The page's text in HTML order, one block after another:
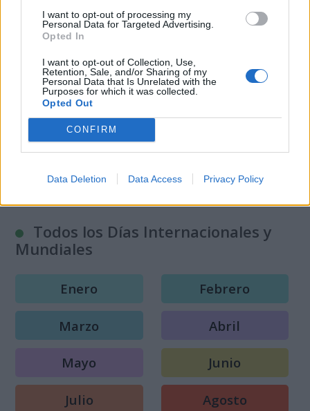
I want to opt-out of processing my
Personal Data for Targeted Advertising.
Opted In
I want to opt-out of Collection, Use,
Retention, Sale, and/or Sharing of my
Personal Data that Is Unrelated with the
Purposes for which it was collected.
Opted Out
CONFIRM
Data Deletion Data Access Privacy Policy
Este año 2026 es el...
Año Internacional de los Pastizales y los
Pastores
Año Internacional de la Mujer Agricultora
Año Internacional de los Voluntarios para
el Desarrollo Sostenible
Todos los Años Internacionales y
Todos los Días Internacionales y
Mundiales
Enero Febrero
Marzo Abril
Mayo Junio
Julio Agosto